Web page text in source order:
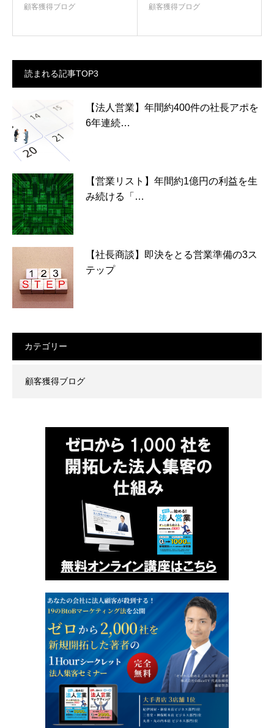
顧客獲得ブログ
顧客獲得ブログ
読まれる記事TOP3
【法人営業】年間約400件の社長アポを
6年連続…
【営業リスト】年間約1億円の利益を生
み続ける「…
【社長商談】即決をとる営業準備の3ス
テップ
カテゴリー
顧客獲得ブログ